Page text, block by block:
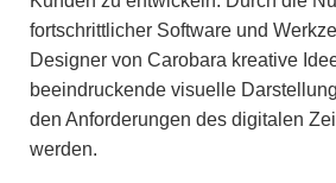
fortschrittlicher Software und
Designer von Carobara kreative
beeindruckende visuelle
den Anforderungen des digitalen
werden.